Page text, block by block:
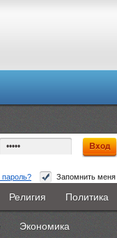
Запомнить меня
КНИГИ ВестиNet
Религия Политика
Экономика